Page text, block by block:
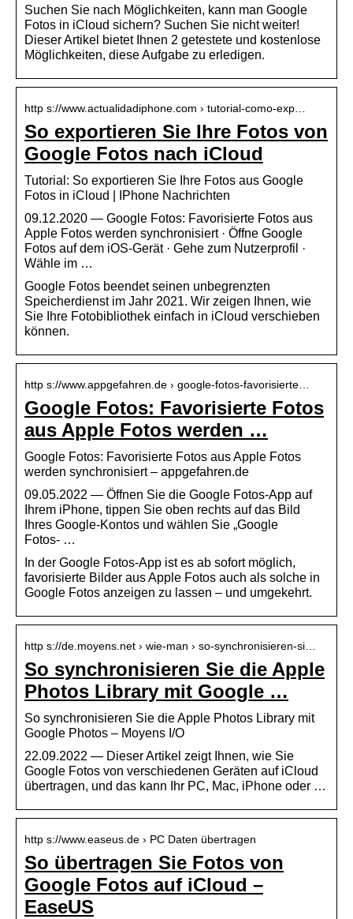
Suchen Sie nach Möglichkeiten, kann man Google
Fotos in iCloud sichern? Suchen Sie nicht weiter!
Dieser Artikel bietet Ihnen 2 getestete und kostenlose
Möglichkeiten, diese Aufgabe zu erledigen.
http s://www.actualidadiphone.com › tutorial-como-exp…
So exportieren Sie Ihre Fotos von
Google Fotos nach iCloud
Tutorial: So exportieren Sie Ihre Fotos aus Google
Fotos in iCloud | IPhone Nachrichten
09.12.2020 — Google Fotos: Favorisierte Fotos aus
Apple Fotos werden synchronisiert · Öffne Google
Fotos auf dem iOS-Gerät · Gehe zum Nutzerprofil ·
Wähle im …
Google Fotos beendet seinen unbegrenzten
Speicherdienst im Jahr 2021. Wir zeigen Ihnen, wie
Sie Ihre Fotobibliothek einfach in iCloud verschieben
können.
http s://www.appgefahren.de › google-fotos-favorisierte…
Google Fotos: Favorisierte Fotos
aus Apple Fotos werden …
Google Fotos: Favorisierte Fotos aus Apple Fotos
werden synchronisiert – appgefahren.de
09.05.2022 — Öffnen Sie die Google Fotos-App auf
Ihrem iPhone, tippen Sie oben rechts auf das Bild
Ihres Google-Kontos und wählen Sie „Google
Fotos- …
In der Google Fotos-App ist es ab sofort möglich,
favorisierte Bilder aus Apple Fotos auch als solche in
Google Fotos anzeigen zu lassen – und umgekehrt.
http s://de.moyens.net › wie-man › so-synchronisieren-si…
So synchronisieren Sie die Apple
Photos Library mit Google …
So synchronisieren Sie die Apple Photos Library mit
Google Photos – Moyens I/O
22.09.2022 — Dieser Artikel zeigt Ihnen, wie Sie
Google Fotos von verschiedenen Geräten auf iCloud
übertragen, und das kann Ihr PC, Mac, iPhone oder …
http s://www.easeus.de › PC Daten übertragen
So übertragen Sie Fotos von
Google Fotos auf iCloud –
EaseUS